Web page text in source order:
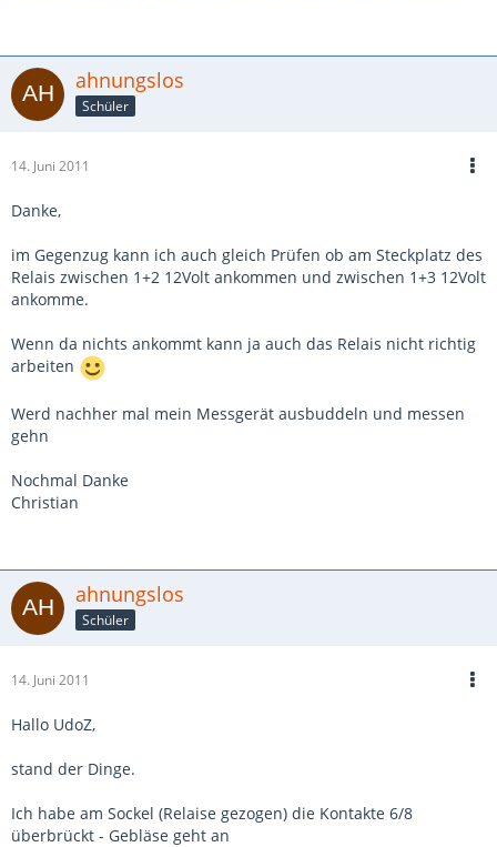
ahnungslos
Schüler
14. Juni 2011
Danke,
im Gegenzug kann ich auch gleich Prüfen ob am Steckplatz des
Relais zwischen 1+2 12Volt ankommen und zwischen 1+3 12Volt
ankomme.
Wenn da nichts ankommt kann ja auch das Relais nicht richtig
arbeiten
Werd nachher mal mein Messgerät ausbuddeln und messen
gehn
Nochmal Danke
Christian
ahnungslos
Schüler
14. Juni 2011
Hallo UdoZ,
stand der Dinge.
Ich habe am Sockel (Relaise gezogen) die Kontakte 6/8
überbrückt - Gebläse geht an